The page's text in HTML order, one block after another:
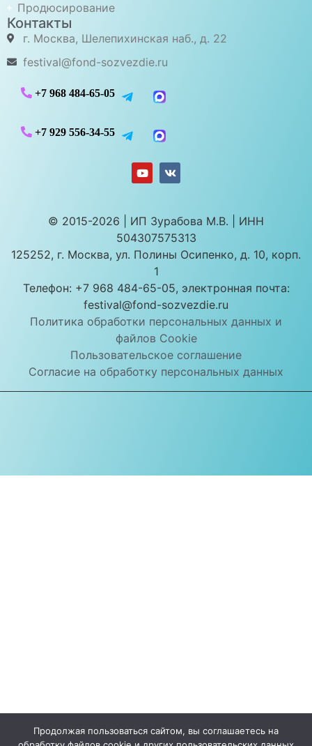
Продюсирование
Контакты
г. Москва, Шелепихинская наб., д. 22
festival@fond-sozvezdie.ru
+7 968 484-65-05
+7 929 556-34-55
© 2015-2026 | ИП Зурабова М.В. | ИНН
504307575313
125252, г. Москва, ул. Полины Осипенко, д. 10, корп.
1
Телефон: +7 968 484-65-05, электронная почта:
festival@fond-sozvezdie.ru
Политика обработки персональных данных и
файлов Cookie
Пользовательское соглашение
Согласие на обработку персональных данных
Продолжая пользоваться сайтом, вы соглашаетесь на